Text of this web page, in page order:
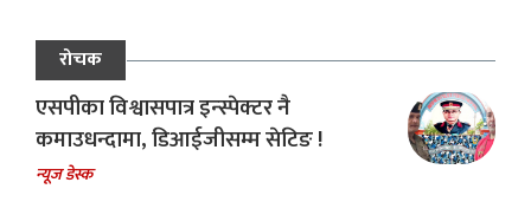
रोचक
एसपीका विश्वासपात्र इन्स्पेक्टर नै
कमाउधन्दामा, डिआईजीसम्म सेटिङ !
न्यूज डेस्क